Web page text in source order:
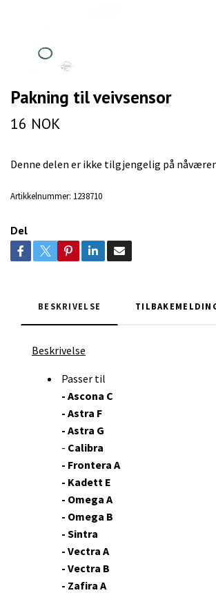
Pakning til veivsensor
16 NOK
Denne delen er ikke tilgjengelig på
Artikkelnummer: 1238710
Del
BESKRIVELSE
Beskrivelse
Passer til
- Ascona C
- Astra F
- Astra G
- Calibra
- Frontera A
- Kadett E
- Omega A
- Omega B
- Sintra
- Vectra A
- Vectra B
- Zafira A